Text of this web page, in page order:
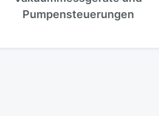
Pumpensteuerungen